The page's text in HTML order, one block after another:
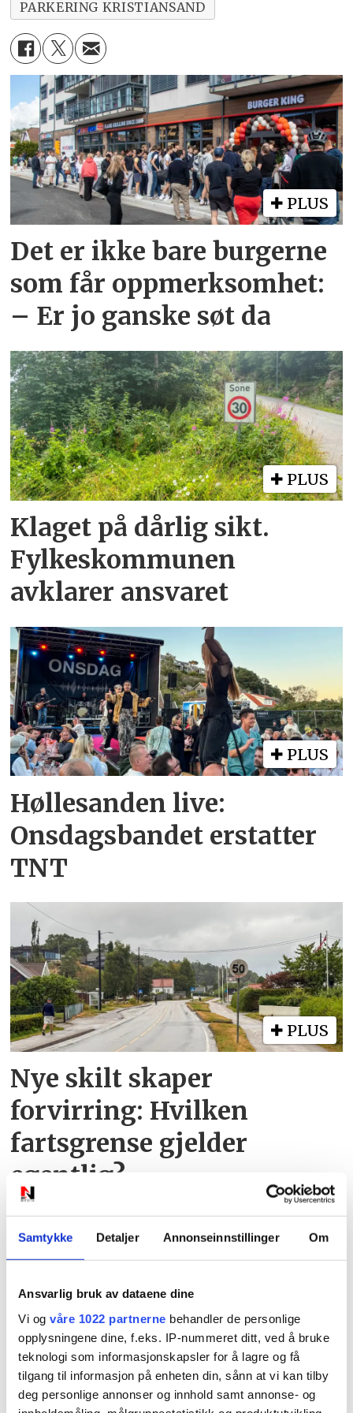
Samtykke Detaljer Annonseinnstillinger Om
Ansvarlig bruk av dataene dine
Vi og våre 1022 partnerne behandler de personlige
opplysningene dine, f.eks. IP-nummeret ditt, ved å bruke
teknologi som informasjonskapsler for å lagre og få
tilgang til informasjon på enheten din, sånn at vi kan tilby
deg personlige annonser og innhold samt annonse- og
PARKERING KRISTIANSAND
PLUS
Det er ikke bare burgerne
som får oppmerksomhet:
– Er jo ganske søt da
PLUS
Klaget på dårlig sikt.
Fylkeskommunen
avklarer ansvaret
PLUS
Høllesanden live:
Onsdagsbandet erstatter
TNT
PLUS
Nye skilt skaper
forvirring: Hvilken
fartsgrense gjelder
egentlig?
PLUS
Vant ungdomslaget på LS